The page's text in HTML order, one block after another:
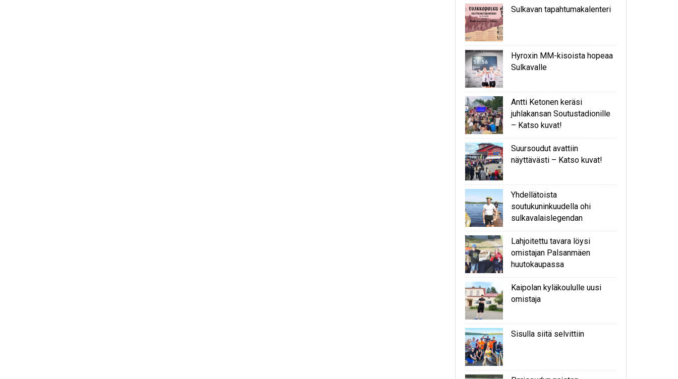
Sulkavan tapahtumakalenteri
Hyroxin MM-kisoista hopeaa
Sulkavalle
Antti Ketonen keräsi
juhlakansan Soutustadionille
– Katso kuvat!
Suursoudut avattiin
näyttävästi – Katso kuvat!
Yhdellätoista
soutukuninkuudella ohi
sulkavalaislegendan
Lahjoitettu tavara löysi
omistajan Palsanmäen
huutokaupassa
Kaipolan kyläkoululle uusi
omistaja
Sisulla siitä selvittiin